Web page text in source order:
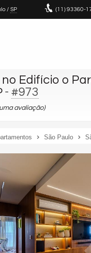
/ SP (11) 93360-
Edifício o
- #973
avaliação)
São Paulo